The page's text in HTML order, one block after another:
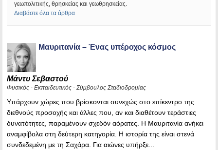
γεωπολιτικής, θρησκείας και γεωθρησκείας.
Διαβάστε όλα τα άρθρα
Μαυριτανία – Ένας υπέροχος κόσμος
Μάντυ Σεβαστού
Φυσικός - Εκπαιδευτικός - Σύμβουλος Σταδιοδρομίας
Υπάρχουν χώρες που βρίσκονται συνεχώς στο επίκεντρο της
διεθνούς προσοχής και άλλες που, αν και διαθέτουν τεράστιες
δυνατότητες, παραμένουν σχεδόν αόρατες. Η Μαυριτανία ανήκει
αναμφίβολα στη δεύτερη κατηγορία. Η ιστορία της είναι στενά
συνδεδεμένη με τη Σαχάρα. Για αιώνες υπήρξε...